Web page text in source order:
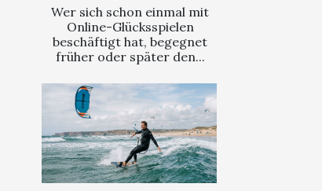
Wer sich schon einmal mit
Online-Glücksspielen
beschäftigt hat, begegnet
früher oder später den...